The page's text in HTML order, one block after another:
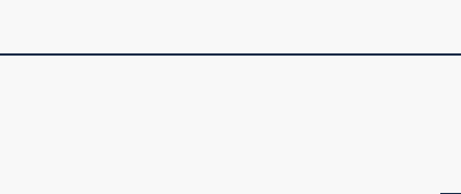
Infectiepreventie en hygiëne